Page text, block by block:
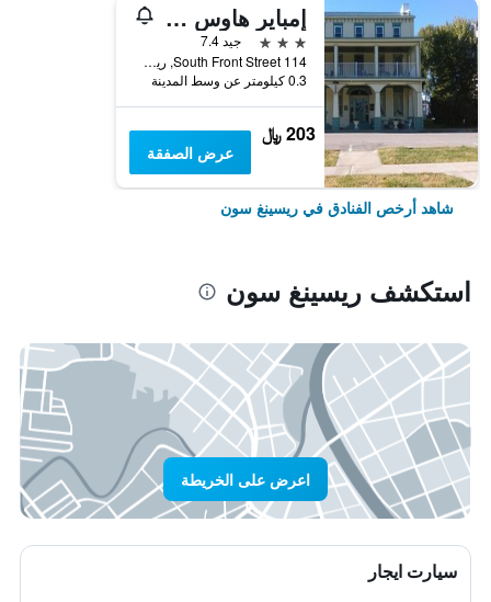
إمباير هاوس هوتل
3 نجوم
جيد 7.4
114 South Front Street, ريسينغ سون, IN, الولايات المتحدة الأميريكية
0.3 كيلومتر عن وسط المدينة
203 ﷼
عرض الصفقة
شاهد أرخص الفنادق في ريسينغ سون
استكشف ريسينغ سون
اعرض على الخريطة
سيارت ايجار